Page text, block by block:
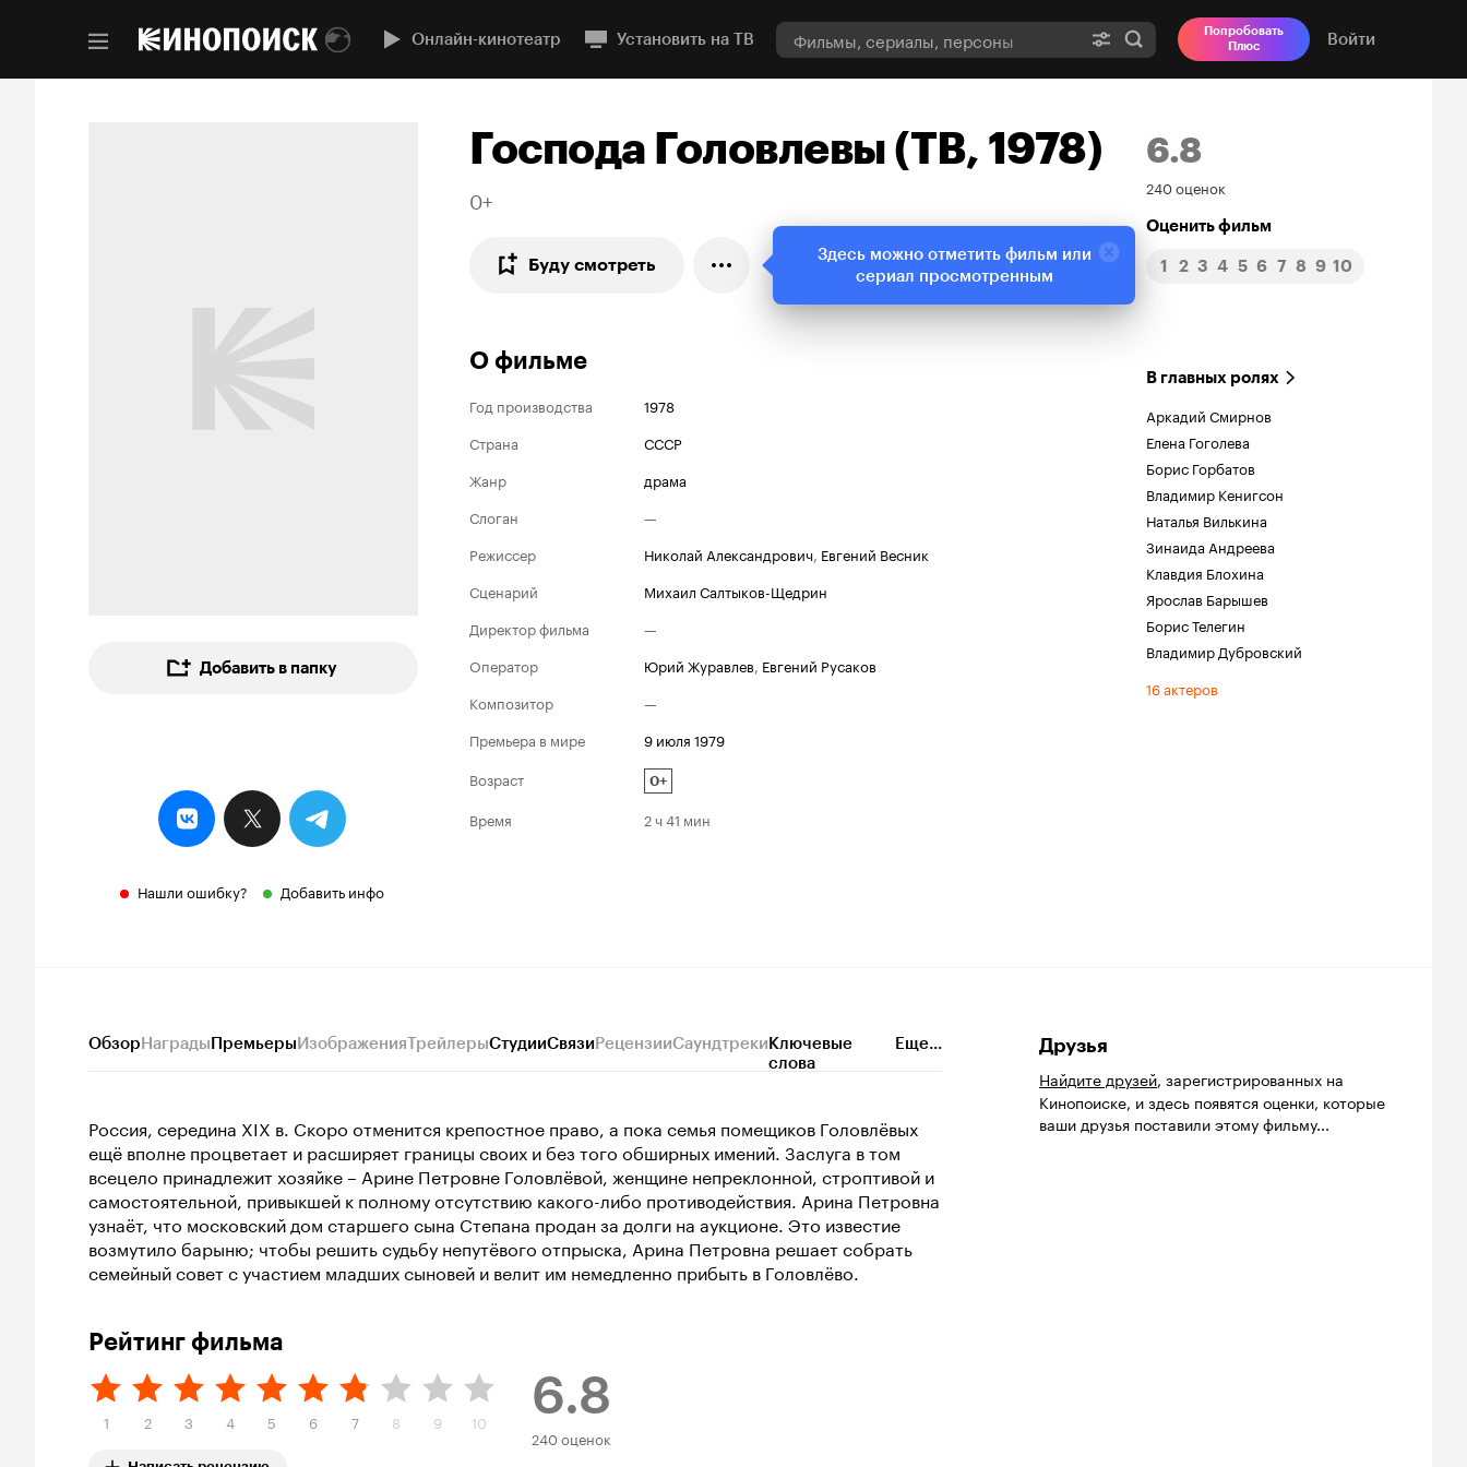
Онлайн-кинотеатр Установить на ТВ
Попробовать
Плюс
Войти
Добавить в папку
Нашли ошибку? Добавить инфо
Господа Головлевы (ТВ, 1978)
0+
Буду смотреть
6.8
Рейтинг
Кинопоиска
6.8
240 оценок
Оценить фильм
1 2 3 4 5 6 7 8 9 10
О фильме
Год производства
1978
Страна
СССР
Жанр
драма
Слоган
—
Режиссер
Николай Александрович, Евгений Весник
Сценарий
Михаил Салтыков-Щедрин
Директор фильма
—
Оператор
Юрий Журавлев, Евгений Русаков
Композитор
—
Премьера в мире
9 июля 1979
Возраст
0+
Время 2 ч 41 мин
В главных ролях
Аркадий Смирнов
Елена Гоголева
Борис Горбатов
Владимир Кенигсон
Наталья Вилькина
Зинаида Андреева
Клавдия Блохина
Ярослав Барышев
Борис Телегин
Владимир Дубровский
16 актеров
ОбзорНаградыПремьерыИзображенияТрейлерыСтудииСвязиРецензииСаундтрекиКлючевые
слова
Еще...
Россия, середина XIX в. Скоро отменится крепостное право, а пока семья помещиков Головлёвых
ещё вполне процветает и расширяет границы своих и без того обширных имений. Заслуга в том
всецело принадлежит хозяйке – Арине Петровне Головлёвой, женщине непреклонной, строптивой и
самостоятельной, привыкшей к полному отсутствию какого-либо противодействия. Арина Петровна
узнаёт, что московский дом старшего сына Степана продан за долги на аукционе. Это известие
возмутило барыню; чтобы решить судьбу непутёвого отпрыска, Арина Петровна решает собрать
семейный совет с участием младших сыновей и велит им немедленно прибыть в Головлёво.
Рейтинг фильма
1 2 3 4 5 6 7 8 9 10
6.8
Рейтинг
240 оценок
Друзья
Найдите друзей, зарегистрированных на
Кинопоиске, и здесь появятся оценки, которые
ваши друзья поставили этому фильму...
Здесь можно отметить фильм или
сериал просмотренным